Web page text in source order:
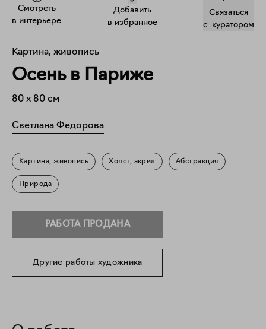
Смотреть
в интерьере
Добавить
в избранное
Связаться
c куратором
Картина, живопись
Осень в Париже
80 x 80 см
Светлана Федорова
Картина, живопись Холст, акрил Абстракция
Природа
РАБОТА ПРОДАНА
Другие работы художника